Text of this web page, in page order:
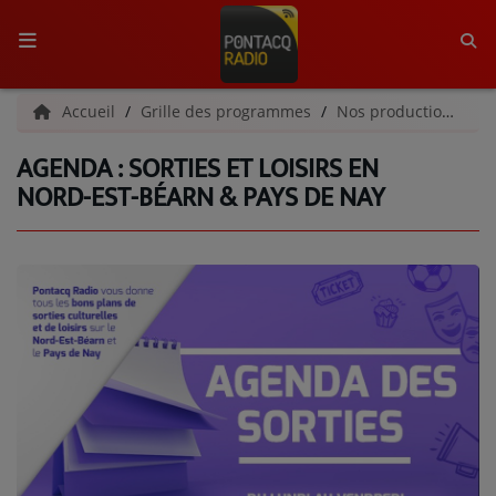
ACCUEIL
RADIO
GRILLE DES PROGRAMMES
C'ÉTAIT QUOI CE TITRE ?
MÉDIAS
PODCASTS - SAISON 2026/2027
Accueil Grille des programmes Nos productions
AGENDA : SORTIES ET LOISIRS EN
NORD-EST-BÉARN & PAYS DE NAY